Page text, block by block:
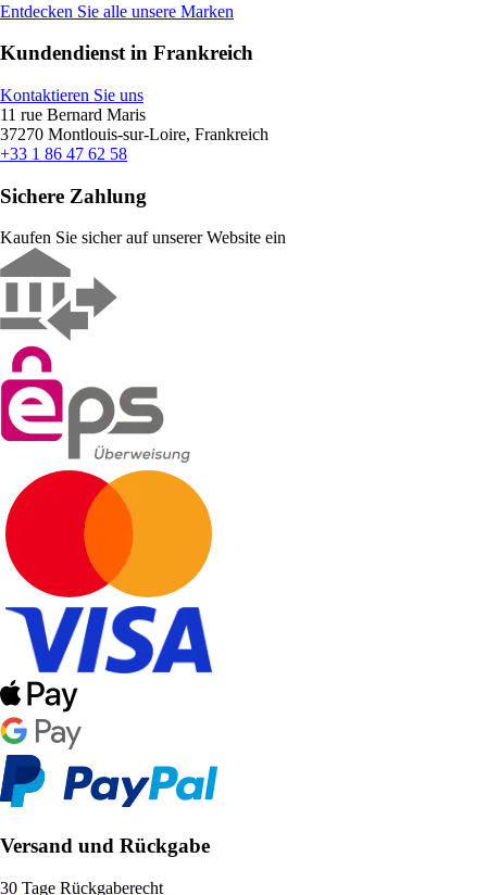
Entdecken Sie alle unsere Marken
Kundendienst in Frankreich
Kontaktieren Sie uns
11 rue Bernard Maris
37270 Montlouis-sur-Loire, Frankreich
+33 1 86 47 62 58
Sichere Zahlung
Kaufen Sie sicher auf unserer Website ein
Versand und Rückgabe
30 Tage Rückgaberecht